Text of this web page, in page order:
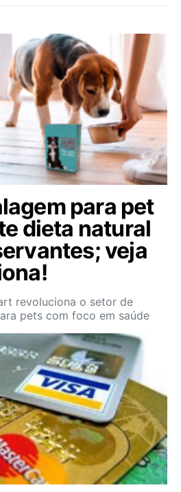
para pet
dieta natural
veja
revoluciona o setor de
pets com foco em saúde